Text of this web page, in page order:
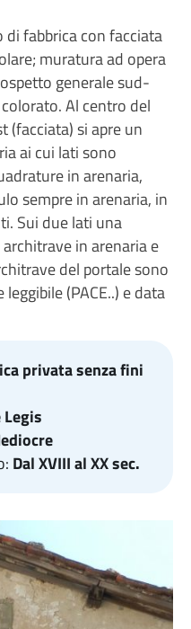
fabbrica con facciata
muratura ad opera
generale sud-
Al centro del
(facciata) si apre un
ai cui lati sono
in arenaria,
sempre in arenaria, in
Sui due lati una
in arenaria e
del portale sono
(PACE..) e data
privata senza fini
Legis
Dal XVIII al XX sec.